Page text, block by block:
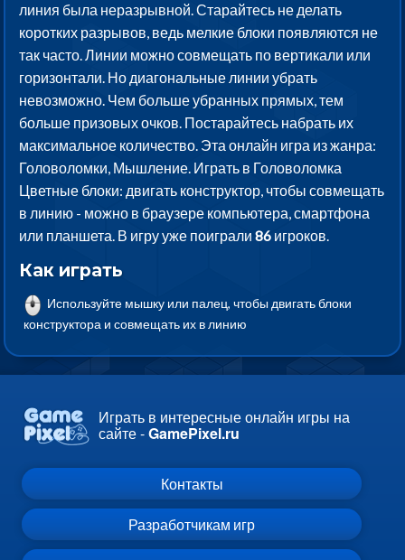
линия была неразрывной. Старайтесь не делать
коротких разрывов, ведь мелкие блоки появляются не
так часто. Линии можно совмещать по вертикали или
горизонтали. Но диагональные линии убрать
невозможно. Чем больше убранных прямых, тем
больше призовых очков. Постарайтесь набрать их
максимальное количество. Эта онлайн игра из жанра:
Головоломки, Мышление. Играть в Головоломка
Цветные блоки: двигать конструктор, чтобы совмещать
в линию - можно в браузере компьютера, смартфона
или планшета. В игру уже поиграли86 игроков.
Как играть
Используйте мышку или палец, чтобы двигать блоки
конструктора и совмещать их в линию
Играть в интересные онлайн игры на
сайте -GamePixel.ru
Контакты
Разработчикам игр